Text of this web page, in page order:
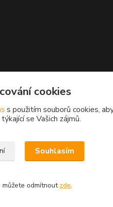
cookies
s použitím souborů cookies,
se Vašich zájmů.
Souhlasím
můžete odmítnout zde.